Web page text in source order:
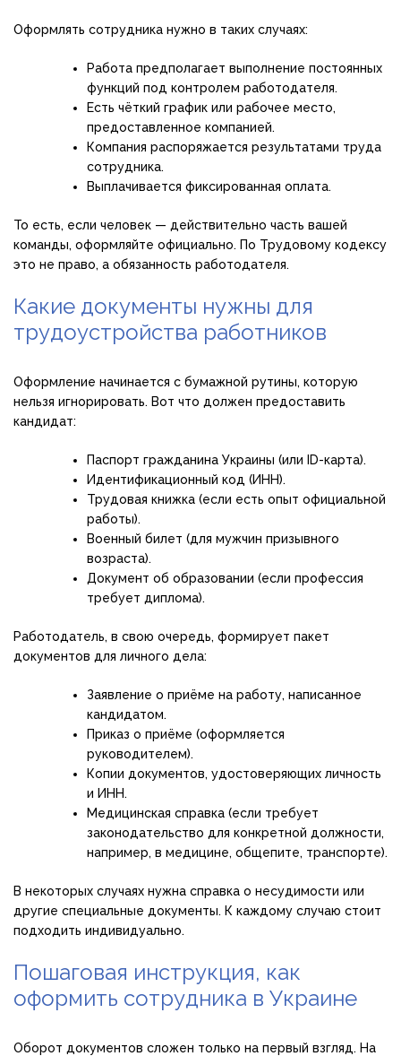
Оформлять сотрудника нужно в таких случаях:
Работа предполагает выполнение постоянных
функций под контролем работодателя.
Есть чёткий график или рабочее место,
предоставленное компанией.
Компания распоряжается результатами труда
сотрудника.
Выплачивается фиксированная оплата.
То есть, если человек — действительно часть вашей
команды, оформляйте официально. По Трудовому кодексу
это не право, а обязанность работодателя.
Какие документы нужны для
трудоустройства работников
Оформление начинается с бумажной рутины, которую
нельзя игнорировать. Вот что должен предоставить
кандидат:
Паспорт гражданина Украины (или ID-карта).
Идентификационный код (ИНН).
Трудовая книжка (если есть опыт официальной
работы).
Военный билет (для мужчин призывного
возраста).
Документ об образовании (если профессия
требует диплома).
Работодатель, в свою очередь, формирует пакет
документов для личного дела:
Заявление о приёме на работу, написанное
кандидатом.
Приказ о приёме (оформляется
руководителем).
Копии документов, удостоверяющих личность
и ИНН.
Медицинская справка (если требует
законодательство для конкретной должности,
например, в медицине, общепите, транспорте).
В некоторых случаях нужна справка о несудимости или
другие специальные документы. К каждому случаю стоит
подходить индивидуально.
Пошаговая инструкция, как
оформить сотрудника в Украине
Оборот документов сложен только на первый взгляд. На